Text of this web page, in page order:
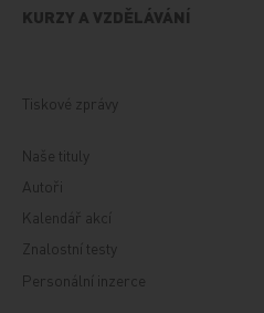
KURZY A VZDĚLÁVÁNÍ
Tiskové zprávy
Naše tituly
Autoři
Kalendář akcí
Znalostní testy
Personální inzerce